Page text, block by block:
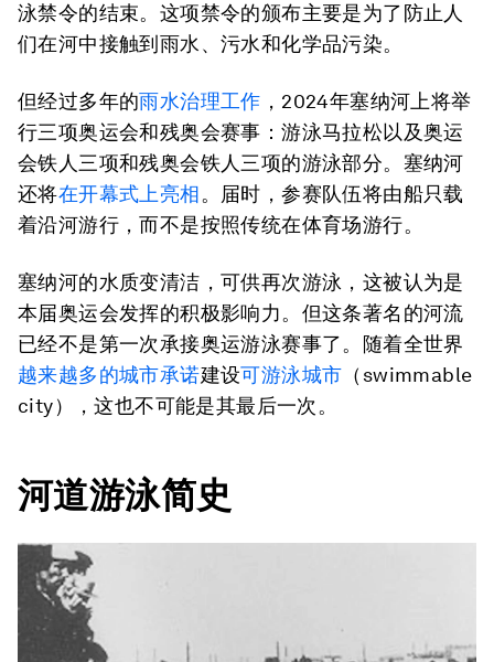
泳禁令的结束。这项禁令的颁布主要是为了防止人
们在河中接触到雨水、污水和化学品污染。
但经过多年的雨水治理工作 ，2024年塞纳河上将举
行三项奥运会和残奥会赛事：游泳马拉松以及奥运
会铁人三项和残奥会铁人三项的游泳部分。塞纳河
还将在开幕式上亮相。届时，参赛队伍将由船只载
着沿河游行，而不是按照传统在体育场游行。
塞纳河的水质变清洁，可供再次游泳，这被认为是
本届奥运会发挥的积极影响力。但这条著名的河流
已经不是第一次承接奥运游泳赛事了。随着全世界
越来越多的城市承诺建设可游泳城市 （swimmable
city），这也不可能是其最后一次。
河道游泳简史